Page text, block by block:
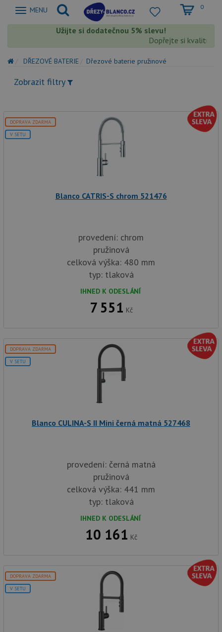
Zobrazit
MENU 0
Užijte si dodatečnou 5% slevu!
Dopřejte si kvalitu
DŘEZOVÉ BATERIE Dřezové baterie pružinové
Zobrazit filtry
DOPRAVA ZDARMA
V SETU
Blanco CATRIS-S chrom 521476
provedení: chrom
pružinová
celková výška: 480 mm
typ: tlaková
IHNED K ODESLÁNÍ
7 551 Kč
DOPRAVA ZDARMA
V SETU
Blanco CULINA-S II Mini černá matná 527468
provedení: černá matná
pružinová
celková výška: 441 mm
typ: tlaková
IHNED K ODESLÁNÍ
10 161 Kč
DOPRAVA ZDARMA
V SETU